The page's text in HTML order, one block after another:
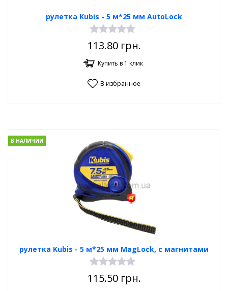
рулетка Kubis - 5 м*25 мм AutoLock
113.80грн.
Купить в 1 клик
В избранное
рулетка Kubis - 5 м*25 мм MagLock, с магнитами
В НАЛИЧИИ
115.50грн.